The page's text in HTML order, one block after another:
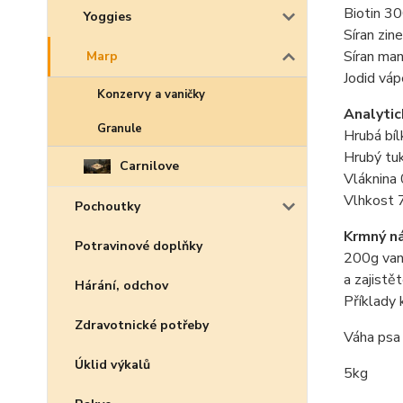
Yoggies
Marp
Konzervy a vaničky
Granule
Carnilove
Pochoutky
Potravinové doplňky
Hárání, odchov
Zdravotnické potřeby
Úklid výkalů
Biotin
Síran
Síran
Jodid
Hrubá
Hrubý
Vláknina
Vlhkost
Krmný
200g
a
Příklady
Váha